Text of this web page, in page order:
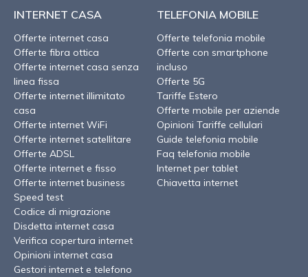
INTERNET CASA
Offerte internet casa
Offerte fibra ottica
Offerte internet casa senza
linea fissa
Offerte internet illimitato
casa
Offerte internet WiFi
Offerte internet satellitare
Offerte ADSL
Offerte internet e fisso
Offerte internet business
Speed test
Codice di migrazione
Disdetta internet casa
Verifica copertura internet
Opinioni internet casa
Gestori internet e telefono
TELEFONIA MOBILE
Offerte telefonia mobile
Offerte con smartphone
incluso
Offerte 5G
Tariffe Estero
Offerte mobile per aziende
Opinioni Tariffe cellulari
Guide telefonia mobile
Faq telefonia mobile
Internet per tablet
Chiavetta internet